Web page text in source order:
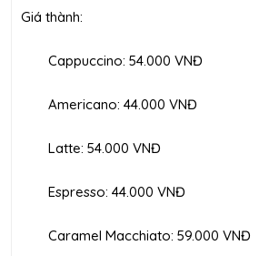
Giá thành:
Cappuccino: 54.000 VNĐ
Americano: 44.000 VNĐ
Latte: 54.000 VNĐ
Espresso: 44.000 VNĐ
Caramel Macchiato: 59.000 VNĐ